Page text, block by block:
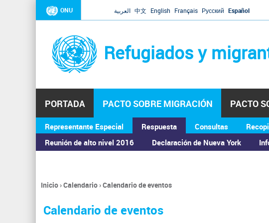
ONU العربية 中文 English Français Русский Español
Refugiados y
PORTADA PACTO SOBRE MIGRACIÓN
Representante Especial
Respuesta
Reunión de alto nivel 2016
Declaración de Nueva York
Consultas
PACTO
ASAMBLEA GENERAL
Se
encuentra
usted
Inicio›Calendario›Calendario de eventos
Calendario de eventos